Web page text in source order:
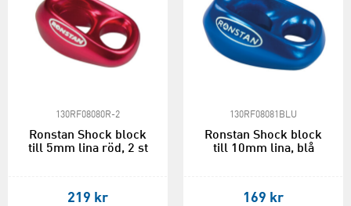
130RF08080R-2
Ronstan Shock block
till 5mm lina röd, 2 st
219 kr
130RF08081BLU
Ronstan Shock block
till 10mm lina, blå
169 kr